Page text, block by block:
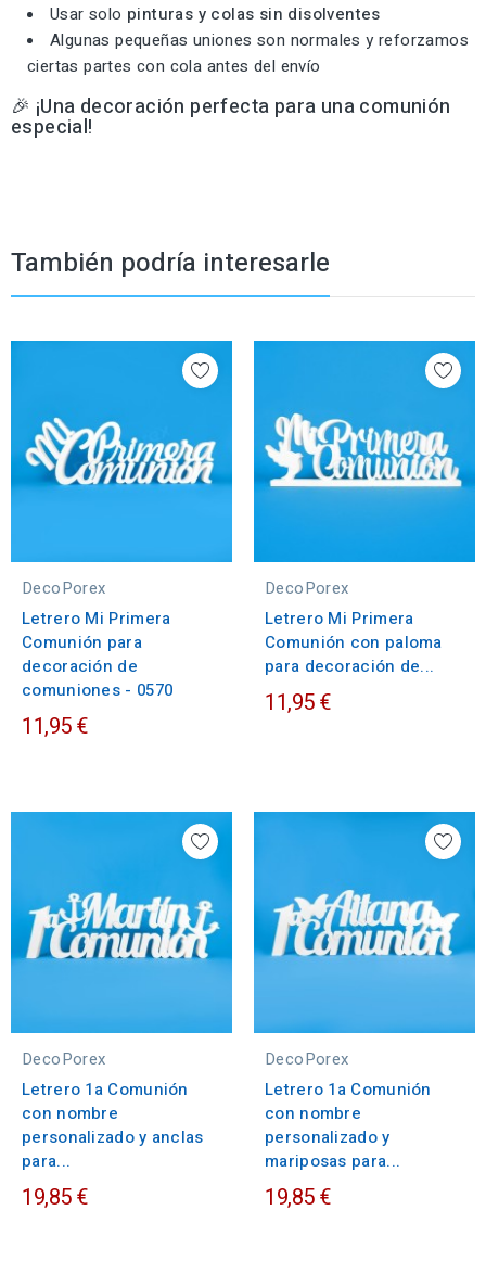
Usar solo pinturas y colas sin disolventes
Algunas pequeñas uniones son normales y reforzamos
ciertas partes con cola antes del envío
🎉 ¡Una decoración perfecta para una comunión
especial!
También podría interesarle
DecoPorex
Letrero Mi Primera
Comunión para
decoración de
comuniones - 0570
11,95 €
DecoPorex
Letrero Mi Primera
Comunión con paloma
para decoración de...
11,95 €
DecoPorex
Letrero 1a Comunión
con nombre
personalizado y anclas
para...
19,85 €
DecoPorex
Letrero 1a Comunión
con nombre
personalizado y
mariposas para...
19,85 €